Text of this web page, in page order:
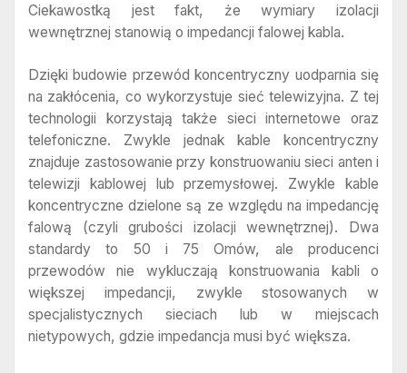
Ciekawostką jest fakt, że wymiary izolacji
wewnętrznej stanowią o impedancji falowej kabla.
Dzięki budowie przewód koncentryczny uodparnia się
na zakłócenia, co wykorzystuje sieć telewizyjna. Z tej
technologii korzystają także sieci internetowe oraz
telefoniczne. Zwykle jednak kable koncentryczny
znajduje zastosowanie przy konstruowaniu sieci anten i
telewizji kablowej lub przemysłowej. Zwykle kable
koncentryczne dzielone są ze względu na impedancję
falową (czyli grubości izolacji wewnętrznej). Dwa
standardy to 50 i 75 Omów, ale producenci
przewodów nie wykluczają konstruowania kabli o
większej impedancji, zwykle stosowanych w
specjalistycznych sieciach lub w miejscach
nietypowych, gdzie impedancja musi być większa.